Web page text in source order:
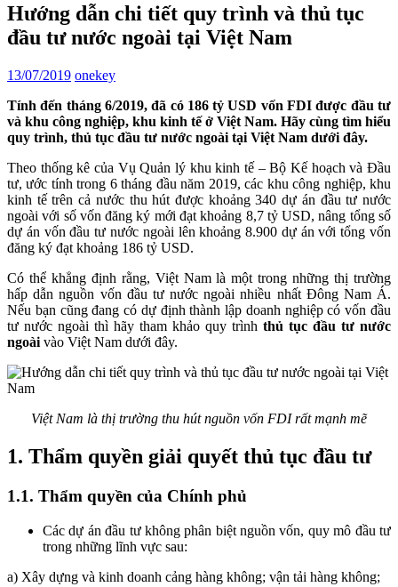
Hướng dẫn chi tiết quy trình và thủ tục
đầu tư nước ngoài tại Việt Nam
13/07/2019 onekey
Tính đến tháng 6/2019, đã có 186 tỷ USD vốn FDI được đầu tư
và khu công nghiệp, khu kinh tế ở Việt Nam. Hãy cùng tìm hiểu
quy trình, thủ tục đầu tư nước ngoài tại Việt Nam dưới đây.
Theo thống kê của Vụ Quản lý khu kinh tế – Bộ Kế hoạch và Đầu
tư, ước tính trong 6 tháng đầu năm 2019, các khu công nghiệp, khu
kinh tế trên cả nước thu hút được khoảng 340 dự án đầu tư nước
ngoài với số vốn đăng ký mới đạt khoảng 8,7 tỷ USD, nâng tổng số
dự án vốn đầu tư nước ngoài lên khoảng 8.900 dự án với tổng vốn
đăng ký đạt khoảng 186 tỷ USD.
Có thể khẳng định rằng, Việt Nam là một trong những thị trường
hấp dẫn nguồn vốn đầu tư nước ngoài nhiều nhất Đông Nam Á.
Nếu bạn cũng đang có dự định thành lập doanh nghiệp có vốn đầu
tư nước ngoài thì hãy tham khảo quy trình thủ tục đầu tư nước
ngoài vào Việt Nam dưới đây.
Việt Nam là thị trường thu hút nguồn vốn FDI rất mạnh mẽ
1. Thẩm quyền giải quyết thủ tục đầu tư
1.1. Thẩm quyền của Chính phủ
Các dự án đầu tư không phân biệt nguồn vốn, quy mô đầu tư
trong những lĩnh vực sau:
a) Xây dựng và kinh doanh cảng hàng không; vận tải hàng không;